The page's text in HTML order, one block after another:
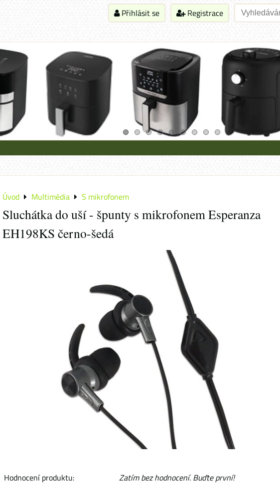
Přihlásit se Registrace
Úvod Multimédia S mikrofonem
Sluchátka do uší - špunty s mikrofonem Esperanza
EH198KS černo-šedá
Hodnocení produktu:
Zatím bez hodnocení. Buďte první!